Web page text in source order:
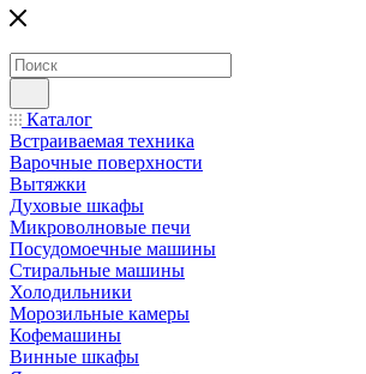
Каталог
Встраиваемая техника
Варочные поверхности
Вытяжки
Духовые шкафы
Микроволновые печи
Посудомоечные машины
Стиральные машины
Холодильники
Морозильные камеры
Кофемашины
Винные шкафы